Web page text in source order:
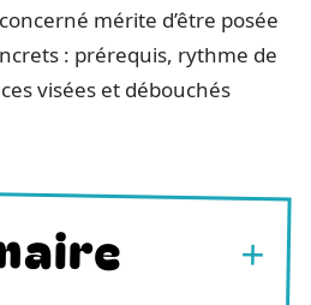
mérite d’être posée
: prérequis, rythme de
visées et débouchés